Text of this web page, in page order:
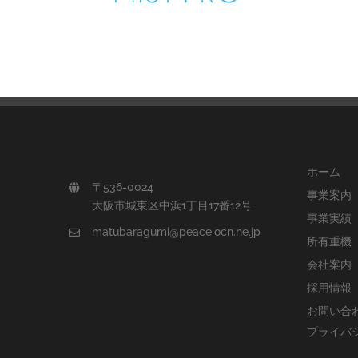
〒536-0024
大阪市城東区中浜1丁目17番12号
matubaragumi@peace.ocn.ne.jp
ホーム
事業案内
事業実績
所有重機
会社案内
採用情報
お問い合
プライバ